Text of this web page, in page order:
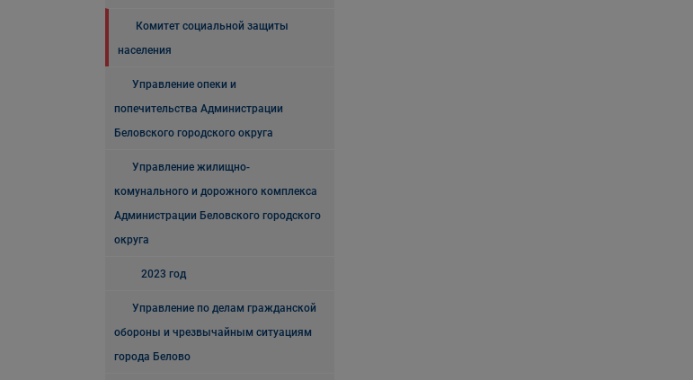
Комитет социальной защиты
населения
Управление опеки и
попечительства Администрации
Беловского городского округа
Управление жилищно-
комунального и дорожного комплекса
Администрации Беловского городского
округа
2023 год
Управление по делам гражданской
обороны и чрезвычайным ситуациям
города Белово